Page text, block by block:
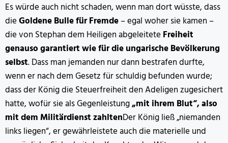
Es würde auch nicht schaden, wenn man dort wüsste, dass
dieGoldene Bulle für Fremde– egal woher sie kamen –
die von Stephan dem Heiligen abgeleitete Freiheit
genauso garantiert wie für die ungarische Bevölkerung
selbst. Dass man jemanden nur dann bestrafen durfte,
wenn er nach dem Gesetz für schuldig befunden wurde;
dass der König die Steuerfreiheit den Adeligen zugesichert
hatte, wofür sie als Gegenleistung„mit ihrem Blut“, also
mit dem Militärdienst zahltenDer König ließ „niemanden
links liegen“, er gewährleistete auch die materielle und